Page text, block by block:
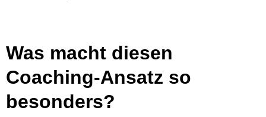
Was macht diesen
Coaching-Ansatz so
besonders?